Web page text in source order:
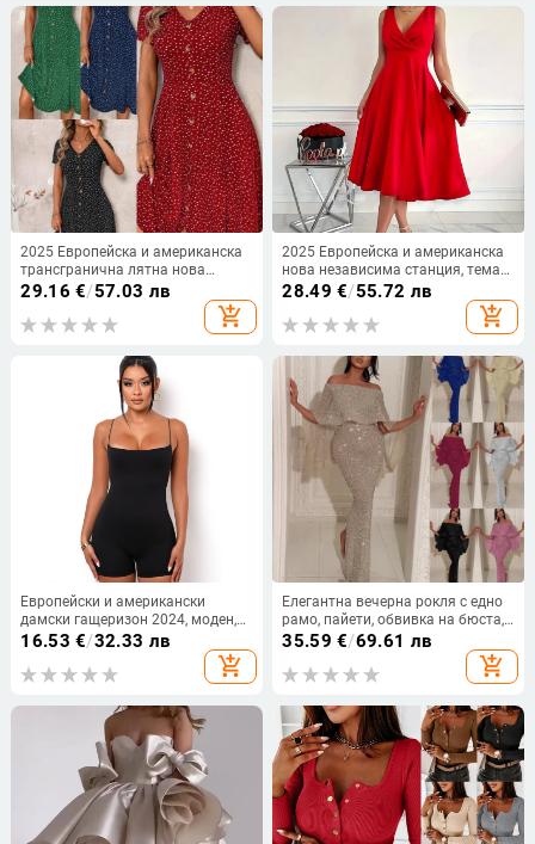
2025 Европейска и американска
трансгранична лятна нова
модна дамска рокля на точки,
закопчано с къс ръкав на точки
29.16 €/57.03 лв
add_shopping_cart
2025 Европейска и американска
нова независима станция, тема
на семпла едноцветна рокля с
жилетка, ежедневна рокля без
ръкави с наклонено деколте
28.49 €/55.72 лв
add_shopping_cart
Европейски и американски
дамски гащеризон 2024, моден,
външнотърговски, секси, с
прилепнала кройка, с презрамка
и гръб, черни, без ръкави,
16.53 €/32.33 лв
add_shopping_cart
Елегантна вечерна рокля с едно
рамо, пайети, обвивка на бюста,
дълга молив рокля с висока
35.59 €/69.61 лв
add_shopping_cart